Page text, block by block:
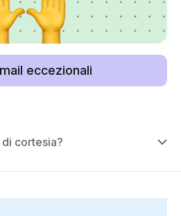
eccezionali
cortesia?